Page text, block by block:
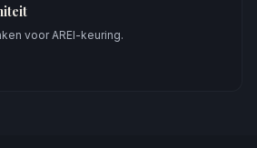
voor AREI-keuring.